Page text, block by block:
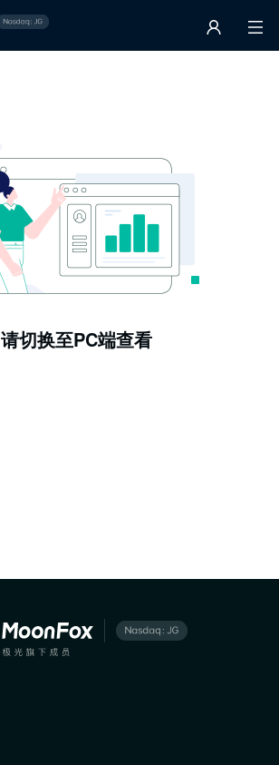
请切换至PC端查看